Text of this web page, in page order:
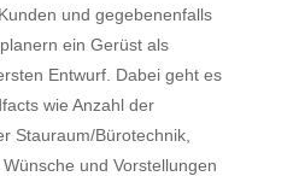
und gegebenenfalls
ein Gerüst als
Entwurf. Dabei geht es
wie Anzahl der
Stauraum/Bürotechnik,
und Vorstellungen